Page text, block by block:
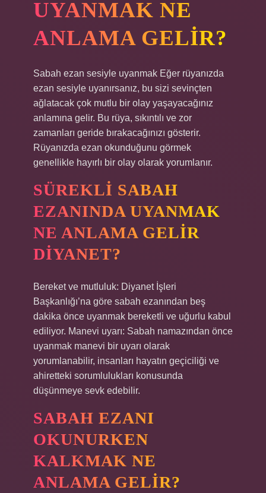
UYANMAK NE
ANLAMA GELIR?
Sabah ezan sesiyle uyanmak Eğer rüyanızda
ezan sesiyle uyanırsanız, bu sizi sevinçten
ağlatacak çok mutlu bir olay yaşayacağınız
anlamına gelir. Bu rüya, sıkıntılı ve zor
zamanları geride bırakacağınızı gösterir.
Rüyanızda ezan okunduğunu görmek
genellikle hayırlı bir olay olarak yorumlanır.
SÜREKLI SABAH
EZANINDA UYANMAK
NE ANLAMA GELIR
DIYANET?
Bereket ve mutluluk: Diyanet İşleri
Başkanlığı’na göre sabah ezanından beş
dakika önce uyanmak bereketli ve uğurlu kabul
ediliyor. Manevi uyarı: Sabah namazından önce
uyanmak manevi bir uyarı olarak
yorumlanabilir, insanları hayatın geçiciliği ve
ahiretteki sorumlulukları konusunda
düşünmeye sevk edebilir.
SABAH EZANI
OKUNURKEN
KALKMAK NE
ANLAMA GELIR?